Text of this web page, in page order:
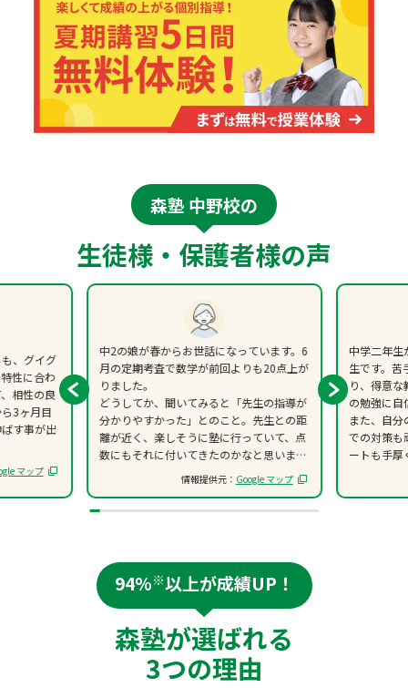
森塾 中野校の
生徒様・保護者様の声
、グイグ
性に合わ
相性の良
3ヶ月目
す事が出
マップ
中2の娘が春からお世話になっています。6
月の定期考査で数学が前回よりも20点上が
りました。
どうしてか、聞いてみると「先生の指導が
分かりやすかった」とのこと。先生との距
離が近く、楽しそうに塾に行っていて、点
数にもそれに付いてきたのかなと思いま
情報提供元： Google マップ
中学二年生
生です。苦
り、得意
の勉強に自
また、自
での対策も
ートも手厚
94%※以上が成績UP！
森塾が選ばれる
3つの理由